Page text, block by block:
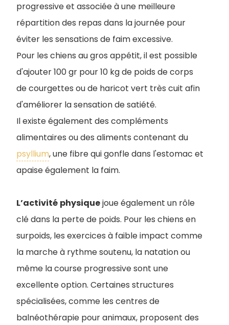
progressive et associée à une meilleure
répartition des repas dans la journée pour
éviter les sensations de faim excessive.
Pour les chiens au gros appétit, il est possible
d'ajouter 100 gr pour 10 kg de poids de corps
de courgettes ou de haricot vert très cuit afin
d'améliorer la sensation de satiété.
Il existe également des compléments
alimentaires ou des aliments contenant du
psyllium, une fibre qui gonfle dans l'estomac et
apaise également la faim.
L’activité physiquejoue également un rôle
clé dans la perte de poids. Pour les chiens en
surpoids, les exercices à faible impact comme
la marche à rythme soutenu, la natation ou
même la course progressive sont une
excellente option. Certaines structures
spécialisées, comme les centres de
balnéothérapie pour animaux, proposent des